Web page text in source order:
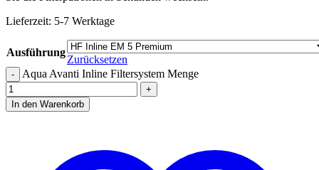
Lieferzeit: 5-7 Werktage
Ausführung
Zurücksetzen
Aqua Avanti Inline Filtersystem Menge
In den Warenkorb